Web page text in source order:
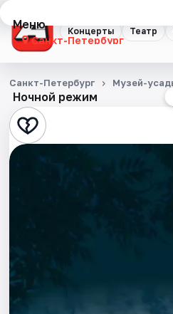
Концерты Театр
Меню
Санкт-Петербург
Концерты
Театр
Стендап
Спорт
Ночной режим
Санкт-Петербург Музей-